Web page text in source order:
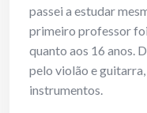
passei a estudar
primeiro professor
quanto aos 16 anos.
pelo violão e
instrumentos.